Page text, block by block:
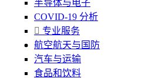
半导体与电子
COVID-19 分析
专业服务
航空航天与国防
汽车与运输
食品和饮料